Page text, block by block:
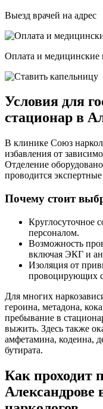
Выезд врачей на адрес
Оплата и медицинские
Условия для
стационар в
В клинике Союз
избавления от
Отделение
проводится
Почему стоит
Круглосуточное
персоналом.
Возможность
включая ЭКГ и
Изоляция от
провоцирующих
Для многих
героина, метадона,
пребывание в
выжить. Здесь также
амфетамина, кодеина,
бутирата.
Как проходит
Александрове